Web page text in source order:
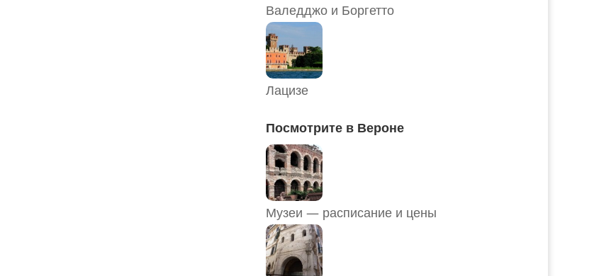
Валедджо и Боргетто
Лацизе
Посмотрите в Вероне
Музеи — расписание и цены